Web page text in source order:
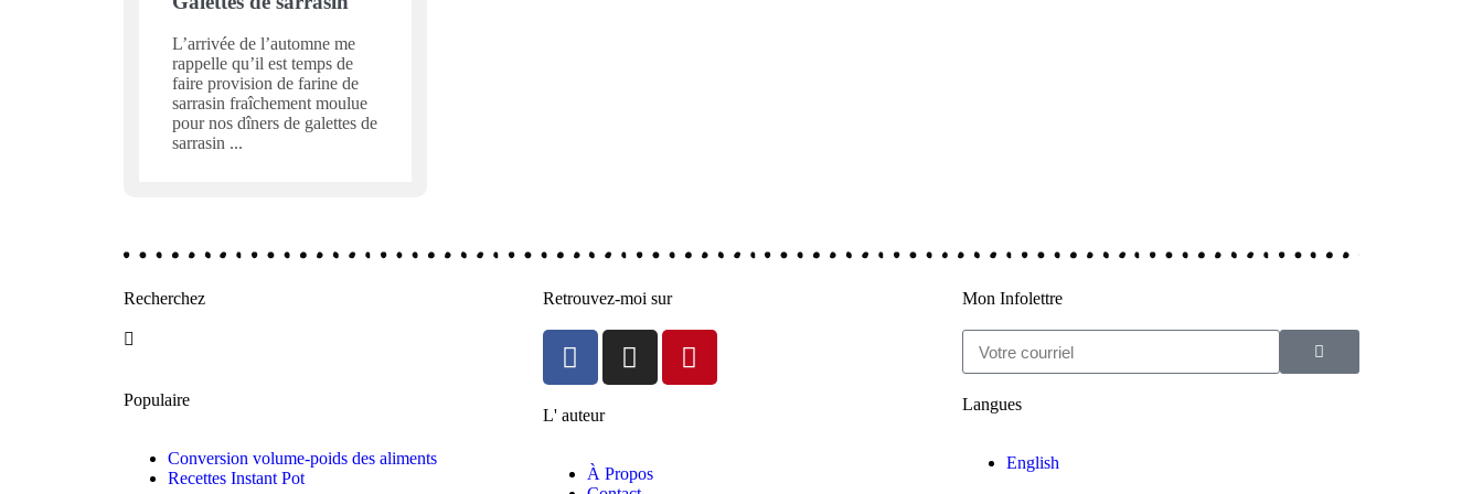
L’arrivée de l’automne me
rappelle qu’il est temps de
faire provision de farine de
sarrasin fraîchement moulue
pour nos dîners de galettes de
sarrasin
Recherchez
Populaire
Conversion volume-poids des aliments
Recettes Instant Pot
Retrouvez-moi sur
L' auteur
À Propos
Mon Infolettre
Langues
English